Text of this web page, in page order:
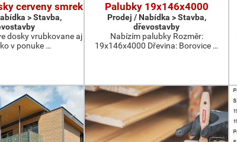
cerveny smrek
> Stavba,
dosky vrubkovane aj
v ponuke …
Palubky 19x146x4000
Prodej / Nabídka > Stavba,
dřevostavby
Nabízím palubky Rozměr:
19x146x4000 Dřevina: Borovice …